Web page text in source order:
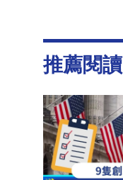
推薦閱讀